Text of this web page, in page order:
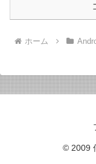
ホーム
© 2009